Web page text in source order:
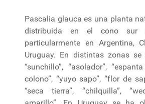
Pascalia glauca es una planta
distribuida en el cono sur
particularmente en Argentina,
Uruguay. En distintas zonas
“sunchillo”, “asolador”,
colono”, “yuyo sapo”, “flor de
“seca tierra”, “chilquilla”,